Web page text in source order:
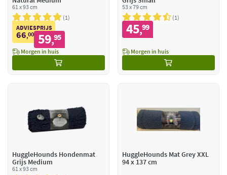
61 x 93 cm
1
ADVIESPRIJS
66,00 59,95
Morgen in huis
53 x 79 cm
1
45,99
Morgen in huis
HuggleHounds Hondenmat
Grijs Medium
61 x 93 cm
HuggleHounds Mat Grey XXL
94 x 137 cm